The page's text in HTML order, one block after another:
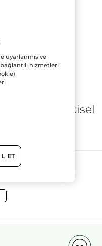
bitkisel
uyarlanmış ve
hizmetleri
ET